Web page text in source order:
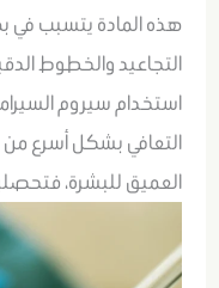
هذه المادة يتسبب في
التجاعيد والخطوط
استخدام سيروم
التعافي بشكل أسرع من
العميق للبشرة،